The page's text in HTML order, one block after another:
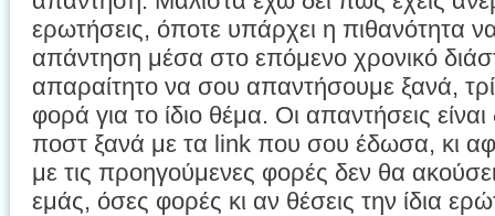
ερωτήσεις, όποτε υπάρχει η πιθανότητα
απάντηση μέσα στο επόμενο χρονικό
απαραίτητο να σου απαντήσουμε ξανά,
φορά για το ίδιο θέμα. Οι απαντήσεις
ποστ ξανά με τα link που σου έδωσα, κι
με τις προηγούμενες φορές δεν θα
εμάς, όσες φορές κι αν θέσεις την ίδια